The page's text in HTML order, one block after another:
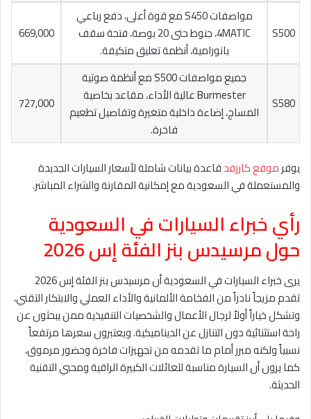
S500
مواصفات S450 مع قوة أعلى، دفع رباعي
4MATIC، جنوط حتى 20 بوصة، فتحة سقف
بانورامية، أنظمة تعليق متكيفة.
669,000
S580
جميع مواصفات S500 مع أنظمة صوتية
Burmester عالية الأداء، مقاعد بخاصية
المساج، إضاءة داخلية متغيرة وتفاصيل تطعيم
فاخرة.
727,000
يوفرموقع كارزفدقاعدة بيانات شاملة لأسعار السيارات الجديدة
والمستعملة في السعودية مع إمكانية المقارنة والشراء المباشر.
رأي خبراء السيارات في السعودية
حول مرسيدس بنز الفئة إس 2026
يرى خبراء السيارات في السعودية أن مرسيدس بنز الفئة إس 2026
تقدم مزيجاً نادراً من الفخامة الألمانية والأداء العملي والابتكار التقني،
وتشكل خياراً أولاً لرجال الأعمال والشخصيات التنفيذية ممن يبحثون عن
راحة استثنائية دون التنازل عن الديناميكية. ويعتبرون سعرها مرتفعاً
نسبياً ولكنه مبرر أمام ما تقدمه من تجهيزات فاخرة وحضور مرموق،
كما يرون أن السيارة مناسبة للعائلات الكبيرة الراقية ومحبي التقنية
الحديثة.